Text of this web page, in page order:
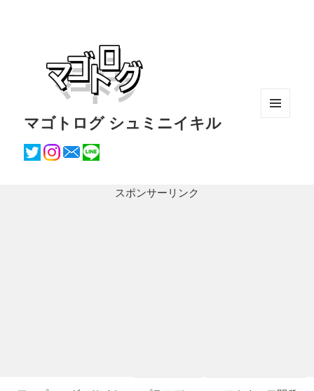
マゴトログ シュミニイキル
スポンサーリンク